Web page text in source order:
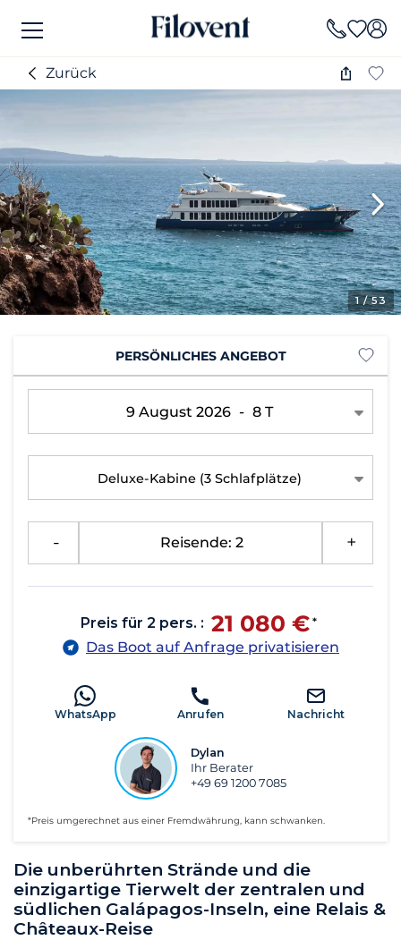
Zurück
1/ 53
Die unberührten Strände und die
einzigartige Tierwelt der zentralen und
südlichen Galápagos-Inseln, eine Relais &
Châteaux-Reise
PERSÖNLICHES ANGEBOT
9 August 2026 - 8 T
Deluxe-Kabine (3 Schlafplätze)
Reisende: 2
Preis für 2 pers. : 21 080 €
*
Das Boot auf Anfrage privatisieren
WhatsApp Anrufen Nachricht
Dylan
Ihr Berater
+49 69 1200 7085
*Preis umgerechnet aus einer Fremdwährung, kann schwanken.